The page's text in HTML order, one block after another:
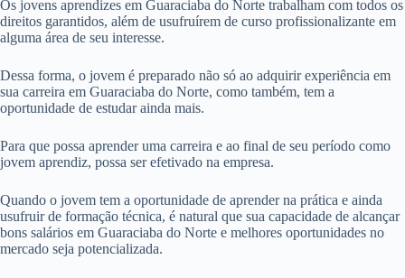
Os jovens aprendizes em Guaraciaba do Norte trabalham com todos os
direitos garantidos, além de usufruírem de curso profissionalizante em
alguma área de seu interesse.
Dessa forma, o jovem é preparado não só ao adquirir experiência em
sua carreira em Guaraciaba do Norte, como também, tem a
oportunidade de estudar ainda mais.
Para que possa aprender uma carreira e ao final de seu período como
jovem aprendiz, possa ser efetivado na empresa.
Quando o jovem tem a oportunidade de aprender na prática e ainda
usufruir de formação técnica, é natural que sua capacidade de alcançar
bons salários em Guaraciaba do Norte e melhores oportunidades no
mercado seja potencializada.